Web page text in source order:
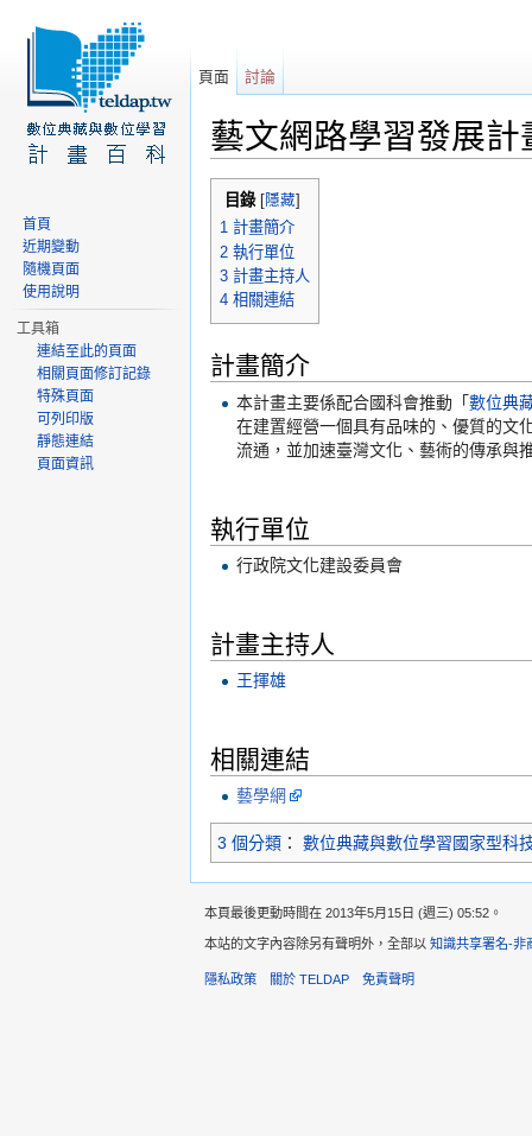
藝文網路學習發展計
目錄[ 隱藏
1 計畫簡介
2 執行單位
3 計畫主持人
4 相關連結
計畫簡介
本計畫主要係配合國科會推動「數位典
在建置經營一個具有品味的、優質的文
流通，並加速臺灣文化、藝術的傳承與
執行單位
行政院文化建設委員會
計畫主持人
王揮雄
相關連結
藝學網
3 個分類 ： 數位典藏與數位學習國家型科
頁面 討論
首頁
近期變動
隨機頁面
使用說明
工具箱
連結至此的頁面
相關頁面修訂記錄
特殊頁面
可列印版
靜態連結
頁面資訊
本頁最後更動時間在 2013年5月15日 (週三) 05:52。
本站的文字內容除另有聲明外，全部以 知識共享署名-非
隱私政策 關於 TELDAP 免責聲明